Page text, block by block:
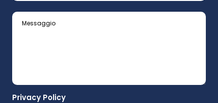
Privacy Policy